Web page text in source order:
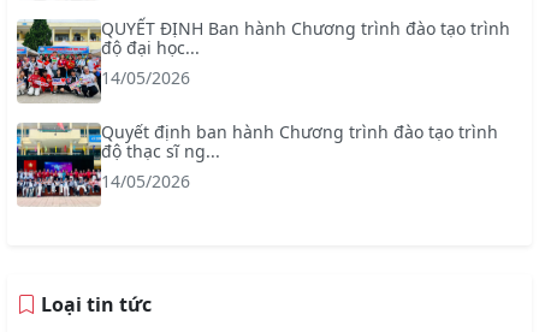
QUYẾT ĐỊNH Ban hành Chương trình đào tạo trình
độ đại học...
14/05/2026
Quyết định ban hành Chương trình đào tạo trình
độ thạc sĩ ng...
14/05/2026
Loại tin tức